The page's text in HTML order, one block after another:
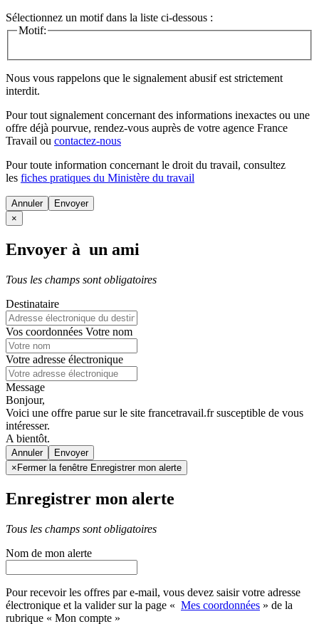
Sélectionnez un motif dans la liste ci-dessous :
Motif:
Nous vous rappelons que le signalement abusif est strictement
interdit.
Pour tout signalement concernant des informations inexactes ou une
offre déjà pourvue, rendez-vous auprès de votre agence France
Travail ou contactez-nous
Pour toute information concernant le droit du travail, consultez
les fiches pratiques du Ministère du travail
Annuler
×
Envoyer à un ami
Tous les champs sont obligatoires
Destinataire
Vos coordonnées Votre nom
Votre adresse électronique
Message
Bonjour,
Voici une offre parue sur le site francetravail.fr susceptible de vous
intéresser.
A bientôt.
Annuler
× Fermer la fenêtre Enregistrer mon alerte
Enregistrer mon alerte
Tous les champs sont obligatoires
Nom de mon alerte
Pour recevoir les offres par e-mail, vous devez saisir votre adresse
électronique et la valider sur la page « Mes coordonnées » de la
rubrique « Mon compte »